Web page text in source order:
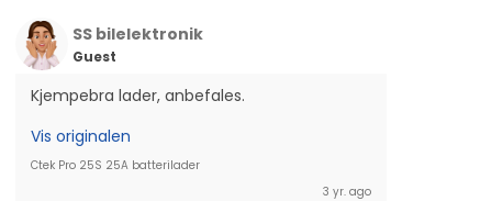
SS bilelektronik
Guest
Kjempebra lader, anbefales.
Vis originalen
Ctek Pro 25S 25A batterilader
3 yr. ago